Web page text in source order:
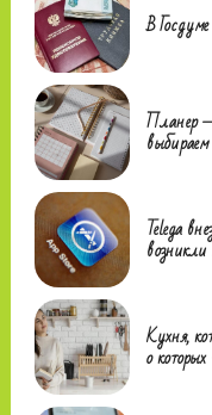
В
Планер —
Telega
Кухня,
о